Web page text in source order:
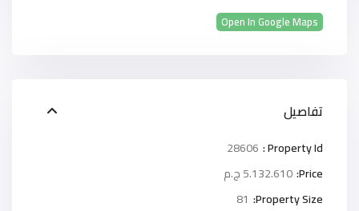
Open In Google Maps
تفاصيل
Property Id :
28606
Price: 5.132.610 ج.م
Property Size:
81